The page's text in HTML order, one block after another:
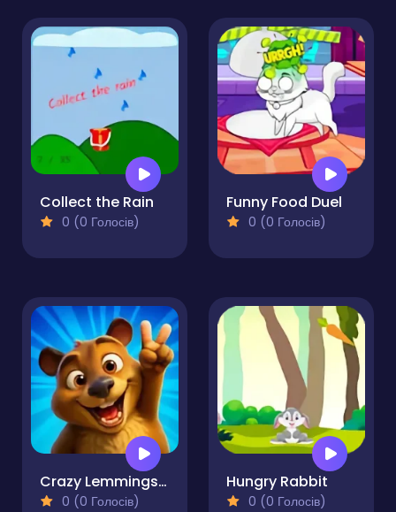
Collect the Rain
0 (0 Голосів)
Funny Food Duel
0 (0 Голосів)
Crazy Lemmings 2
0 (0 Голосів)
Hungry Rabbit
0 (0 Голосів)